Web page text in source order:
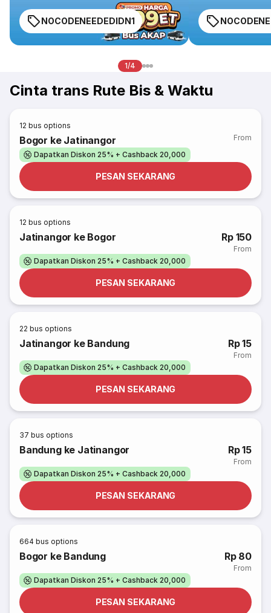
NOCODENEEDEDIDN1
1/4
Cinta trans Rute Bis & Waktu
12 bus options
Bogor ke Jatinangor
From
Dapatkan Diskon 25% + Cashback 20,000
PESAN SEKARANG
12 bus options
Jatinangor ke Bogor Rp 150
From
Dapatkan Diskon 25% + Cashback 20,000
PESAN SEKARANG
22 bus options
Jatinangor ke Bandung Rp 15
From
Dapatkan Diskon 25% + Cashback 20,000
PESAN SEKARANG
37 bus options
Bandung ke Jatinangor Rp 15
From
Dapatkan Diskon 25% + Cashback 20,000
PESAN SEKARANG
664 bus options
Bogor ke Bandung Rp 80
From
Dapatkan Diskon 25% + Cashback 20,000
PESAN SEKARANG